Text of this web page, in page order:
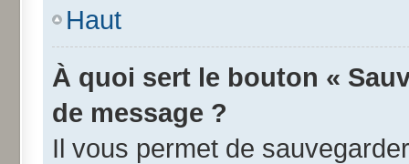
Haut
À quoi sert le bouton «
de message ?
Il vous permet de